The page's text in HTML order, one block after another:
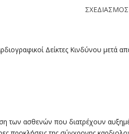
των ασθενών που διατρέχουν